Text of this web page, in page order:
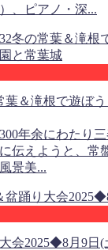
、ピアノ・深...
葉＆滝根で遊ぼ
年余にわたり
伝えようと、常
景美...
会2025◆8月9日(